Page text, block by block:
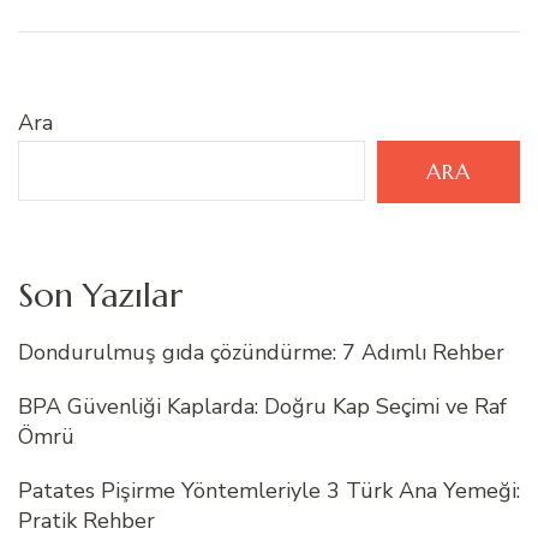
Ara
ARA
Son Yazılar
Dondurulmuş gıda çözündürme: 7 Adımlı Rehber
BPA Güvenliği Kaplarda: Doğru Kap Seçimi ve Raf
Ömrü
Patates Pişirme Yöntemleriyle 3 Türk Ana Yemeği:
Pratik Rehber